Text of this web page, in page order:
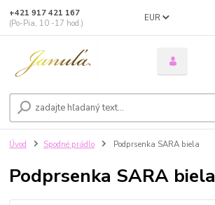
EUR
+421 917 421 167
(Po-Pia, 10 -17 hod.)
Úvod Spodné prádlo Podprsenka SARA biela
Podprsenka SARA biela